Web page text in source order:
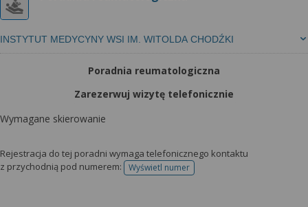
INSTYTUT MEDYCYNY WSI IM. WITOLDA CHODŹKI
Poradnia reumatologiczna
Zarezerwuj wizytę telefonicznie
Wymagane skierowanie
Rejestracja do tej poradni wymaga telefonicznego kontaktu
z przychodnią pod numerem:
Wyświetl numertelefonu do rejestracji